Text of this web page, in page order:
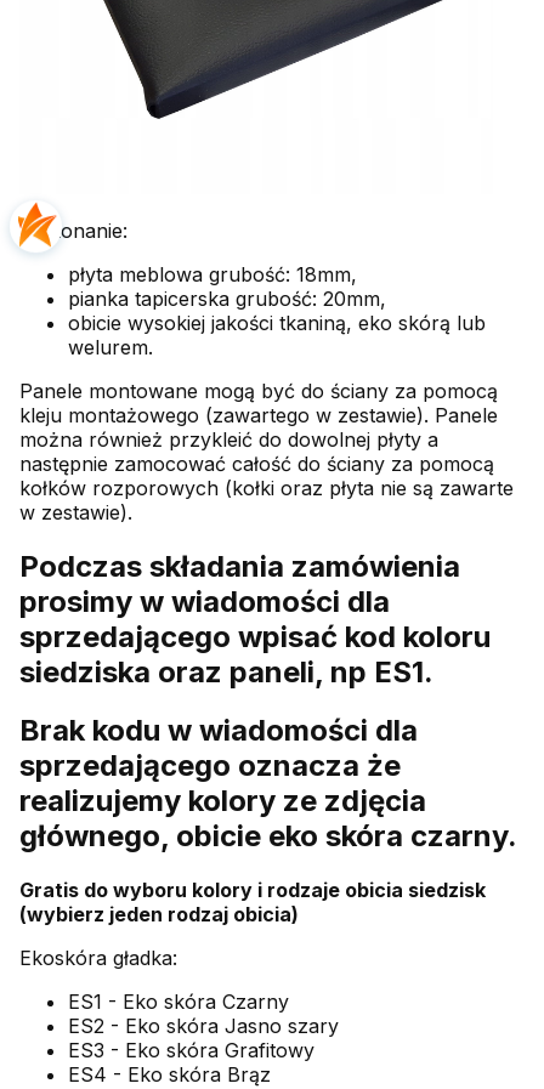
Wykonanie:
płyta meblowa grubość: 18mm,
pianka tapicerska grubość: 20mm,
obicie wysokiej jakości tkaniną, eko skórą lub
welurem.
Panele montowane mogą być do ściany za pomocą
kleju montażowego (zawartego w zestawie). Panele
można również przykleić do dowolnej płyty a
następnie zamocować całość do ściany za pomocą
kołków rozporowych (kołki oraz płyta nie są zawarte
w zestawie).
Podczas składania zamówienia
prosimy w wiadomości dla
sprzedającego wpisać kod koloru
siedziska oraz paneli, np ES1.
Brak kodu w wiadomości dla
sprzedającego oznacza że
realizujemy kolory ze zdjęcia
głównego, obicie eko skóra czarny.
Gratis do wyboru kolory i rodzaje obicia siedzisk
(wybierz jeden rodzaj obicia)
Ekoskóra gładka:
ES1 - Eko skóra Czarny
ES2 - Eko skóra Jasno szary
ES3 - Eko skóra Grafitowy
ES4 - Eko skóra Brąz